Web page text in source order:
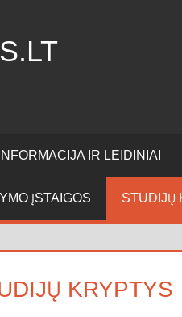
INFORMACIJA IR LEIDINIAI
ĮSTAIGOS STUDIJŲ
KRYPTYS